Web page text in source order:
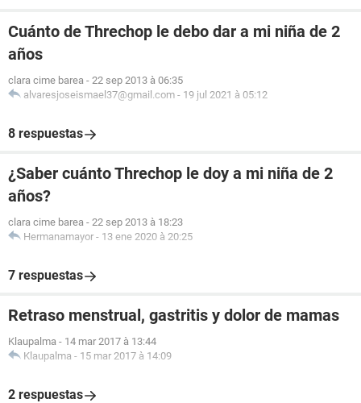
Cuánto de Threchop le debo dar a mi niña de 2
años
clara cime barea - 22 sep 2013 à 06:35
alvaresjoseismael37@gmail.com - 19 jul 2021 à 05:12
8 respuestas
¿Saber cuánto Threchop le doy a mi niña de 2
años?
clara cime barea - 22 sep 2013 à 18:23
Hermanamayor - 13 ene 2020 à 20:25
7 respuestas
Retraso menstrual, gastritis y dolor de mamas
Klaupalma - 14 mar 2017 à 13:44
Klaupalma - 15 mar 2017 à 14:09
2 respuestas